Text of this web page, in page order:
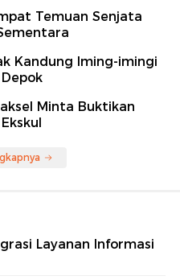
Temuan Senjata
Kandung Iming-imingi
Minta Buktikan
Layanan Informasi